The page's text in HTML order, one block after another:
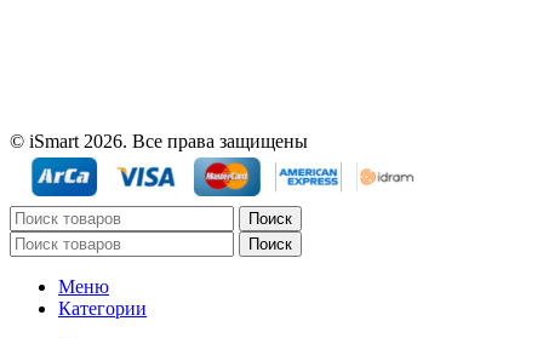
© iSmart 2026. Все права защищены
Поиск
Поиск
Меню
Категории